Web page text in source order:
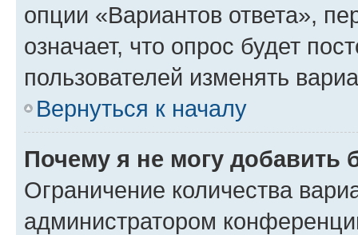
опции «Вариантов ответа»,
означает, что опрос будет
пользователей изменять
Вернуться к началу
Почему я не могу добавить
Ограничение количества
администратором